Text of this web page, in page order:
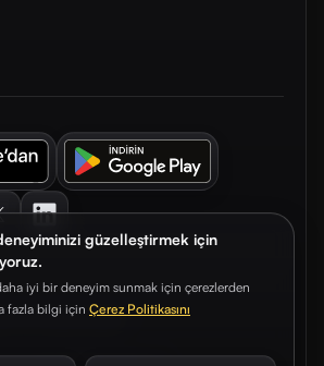
güzelleştirmek için
iyi bir deneyim sunmak için çerezlerden
fazla bilgi için Çerez Politikasını
Tüm hakları saklıdır.